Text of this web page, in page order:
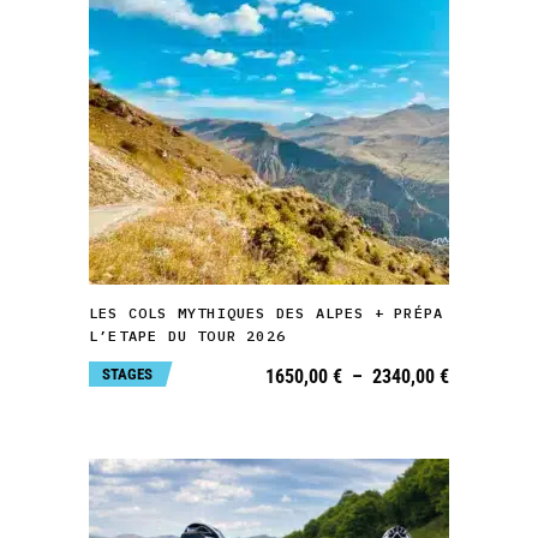
page
du
produit
CHOIX DES OPTIONS
Ce
produit
a
plusieurs
variations.
Les
options
peuvent
sur
la
LES COLS MYTHIQUES DES ALPES + PRÉPA
L’ETAPE DU TOUR 2026
1650,00 € – 2340,00 €Plage
2340,00 €
STAGES